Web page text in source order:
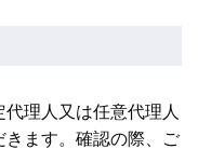
理人又は任意代理人
ます。確認の際、ご